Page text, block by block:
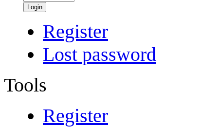
Login
Register
Lost password
Tools
Register